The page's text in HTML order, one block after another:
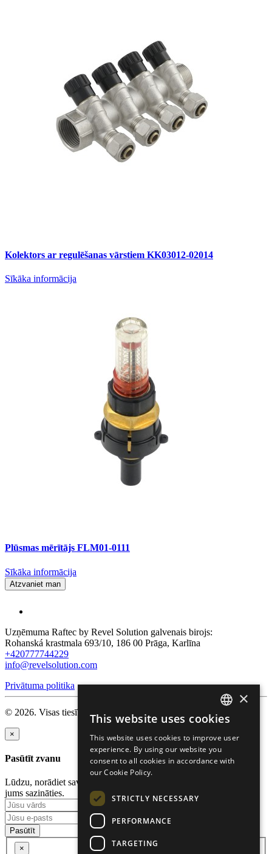
Kolektors ar regulēšanas vārstiem KK03012-02014
Sīkāka informācija
Plūsmas mērītājs FLM01-0111
Sīkāka informācija
Atzvaniet man
Uzņēmuma Raftec by Revel Solution galvenais birojs:
Rohanská krastmala 693/10, 186 00 Prāga, Karlīna
+420777744229
info@revelsolution.com
Privātuma politika
© 2026. Visas tiesības aizsargātas.
×
Pasūtīt zvanu
Lūdzu, norādiet savu vārdu un tālruņa numuru, lai mēs varētu ar
jums sazināties.
Pasūtīt
×
ENGLISH
RUSSIAN
GERMAN
×
This website uses cookies
This website uses cookies to improve user
experience. By using our website you
consent to all cookies in accordance with
our Cookie Policy.
STRICTLY NECESSARY
PERFORMANCE
TARGETING